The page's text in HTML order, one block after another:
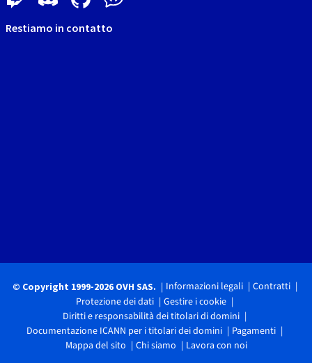
Restiamo in contatto
© Copyright 1999-2026 OVH SAS. Informazioni legali
Contratti
Protezione dei dati
Gestire i cookie
Diritti e responsabilità dei titolari di domini
Documentazione ICANN per i titolari dei domini
Pagamenti
Mappa del sito
Chi siamo Lavora con noi